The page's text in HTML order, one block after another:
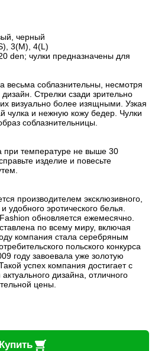
черный
3(M), 4(L)
den; чулки предназначены для
весьма соблазнительны, несмотря
Стрелки сзади зрительно
визуально более изящными. Узкая
чулка и нежную кожу бедер. Чулки
соблазнительницы.
при температуре не выше 30
изделие и повесьте
производителем эксклюзивного,
удобного эротического белья.
обновляется ежемесячно.
по всему миру, включая
компания стала серебряным
польского конкурса
году завоевала уже золотую
успех компания достигает с
дизайна, отличного
цены.
Купить